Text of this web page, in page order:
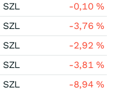
SZL -0,10%
SZL -3,76%
SZL -2,92%
SZL -3,81%
SZL -8,94%